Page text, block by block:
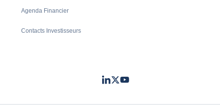
Agenda Financier
Contacts Investisseurs
LinkedIn
TwitterYoutube